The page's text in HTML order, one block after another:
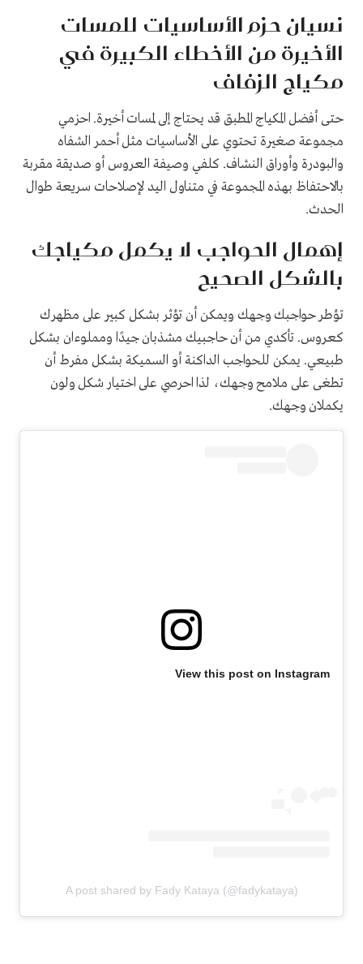
نسيان حزم الأساسيات للمسات
الأخيرة من الأخطاء الكبيرة في
مكياج الزفاف
حتى أفضل المكياج المطبق قد يحتاج إلى لمسات أخيرة. احزمي
مجموعة صغيرة تحتوي على الأساسيات مثل أحمر الشفاه
والبودرة وأوراق النشاف. كلفي وصيفة العروس أو صديقة مقربة
بالاحتفاظ بهذه المجموعة في متناول اليد لإصلاحات سريعة طوال
الحدث.
إهمال الحواجب لا يكمل مكياجك
بالشكل الصحيح
تؤطر حواجبك وجهك ويمكن أن تؤثر بشكل كبير على مظهرك
كعروس. تأكدي من أن حاجبيك مشذبان جيدًا ومملوءان بشكل
طبيعي. يمكن للحواجب الداكنة أو السميكة بشكل مفرط أن
تطغى على ملامح وجهك، لذا احرصي على اختيار شكل ولون
يكملان وجهك.
View this post on Instagram
A post shared by Fady Kataya (@fadykataya)